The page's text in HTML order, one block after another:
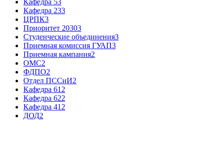
Кафедра 53
Кафедра 233
ЦРПК3
Приоритет 20303
Студенческие объединения3
Приемная комиссия ГУАП3
Приемная кампания2
ОМС2
ФДПО2
Отдел ПССиИ2
Кафедра 61 2
Кафедра 622
Кафедра 41 2
ДОД2